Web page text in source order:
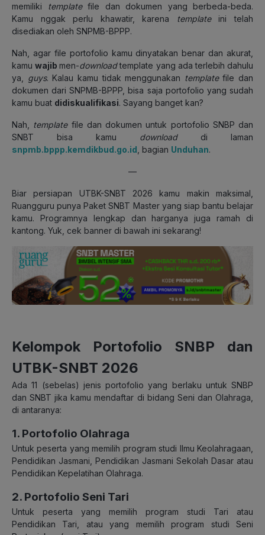
memiliki template file dan dokumen yang berbeda-beda.
Kamu nggak perlu khawatir, karena template ini telah
disediakan oleh SNPMB-BPPP.
Nah, agar file portofolio kamu dinyatakan benar dan akurat,
kamuwajib men-downloadtemplate yang ada terlebih dahulu
ya, guys. Kalau kamu tidak menggunakan templatefile dan
dokumen dari SNPMB-BPPP, bisa saja portofolio yang sudah
kamu buat didiskualifikasi. Sayang banget kan?
Nah, template file dan dokumen untuk portofolio SNBP dan
SNBT bisa kamu download di laman
snpmb.bppp.kemdikbud.go.id , bagian Unduhan.
—
Biar persiapan UTBK-SNBT 2026 kamu makin maksimal,
Ruangguru punya Paket SNBT Master yang siap bantu belajar
kamu. Programnya lengkap dan harganya juga ramah di
kantong. Yuk, cek banner di bawah ini sekarang!
Kelompok Portofolio SNBP dan
UTBK-SNBT 2026
Ada 11 (sebelas) jenis portofolio yang berlaku untuk SNBP
dan SNBT jika kamu mendaftar di bidang Seni dan Olahraga,
di antaranya:
1. Portofolio Olahraga
Untuk peserta yang memilih program studi Ilmu Keolahragaan,
Pendidikan Jasmani, Pendidikan Jasmani Sekolah Dasar atau
Pendidikan Kepelatihan Olahraga.
2. Portofolio Seni Tari
Untuk peserta yang memilih program studi Tari atau
Pendidikan Tari, atau yang memilih program studi Seni